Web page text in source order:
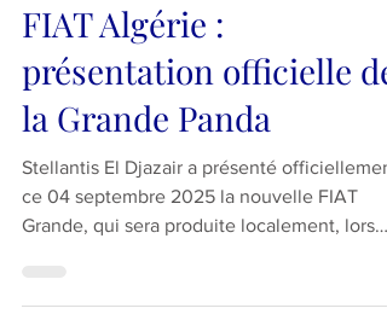
COCKPIT
2 min de lecture
ACTUALITÉ AUTOMOBILE
FIAT Algérie :
présentation officielle de
la Grande Panda